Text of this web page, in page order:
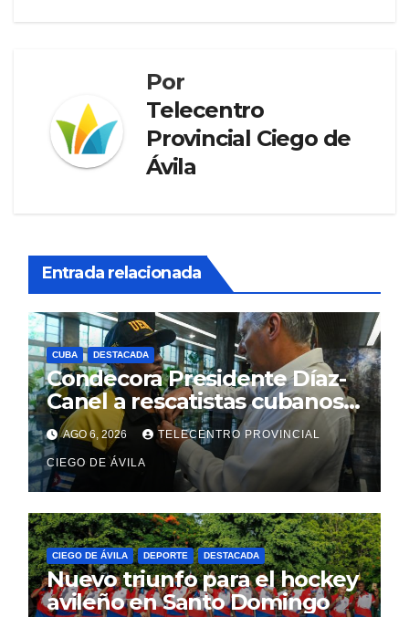
Por
Telecentro
Provincial Ciego de
Ávila
Entrada relacionada
CUBA DESTACADA
Condecora Presidente Díaz-
Canel a rescatistas cubanos
que ayudaron en Venezuela
AGO 6, 2026 TELECENTRO PROVINCIAL
CIEGO DE ÁVILA
CIEGO DE ÁVILA DEPORTE DESTACADA
Nuevo triunfo para el hockey
avileño en Santo Domingo